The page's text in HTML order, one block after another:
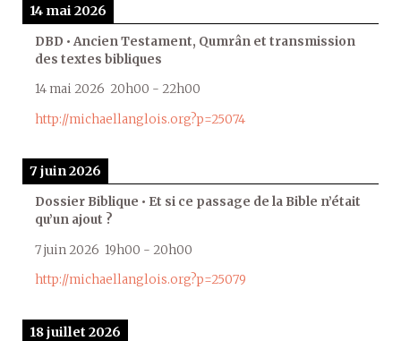
14 mai 2026
DBD • Ancien Testament, Qumrân et transmission
des textes bibliques
14 mai 2026 20h00 - 22h00
http://michaellanglois.org?p=25074
7 juin 2026
Dossier Biblique • Et si ce passage de la Bible n’était
qu’un ajout ?
7 juin 2026 19h00 - 20h00
http://michaellanglois.org?p=25079
18 juillet 2026